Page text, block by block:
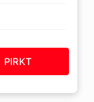
PIRKT